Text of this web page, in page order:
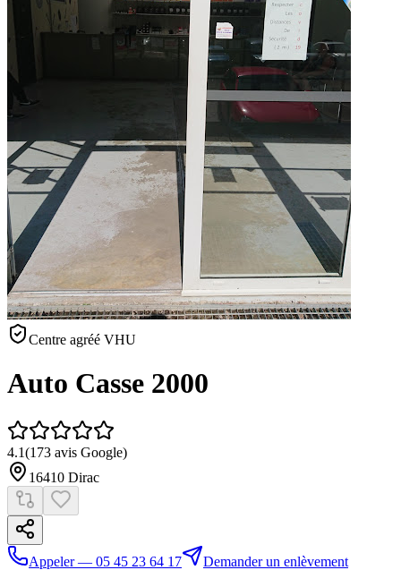
Centre agréé VHU
Auto Casse 2000
4.1(173 avis Google)
16410 Dirac
Appeler — 05 45 23 64 17
Demander un enlèvement